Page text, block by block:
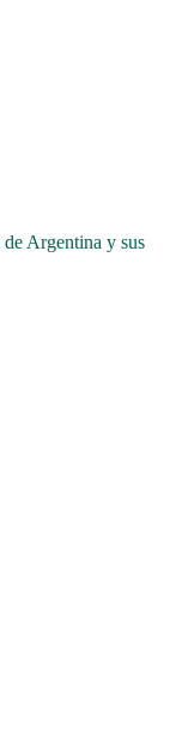
Argentina y sus